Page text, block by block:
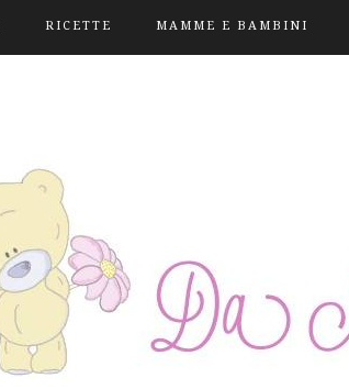
RICETTE MAMME E BAMBINI